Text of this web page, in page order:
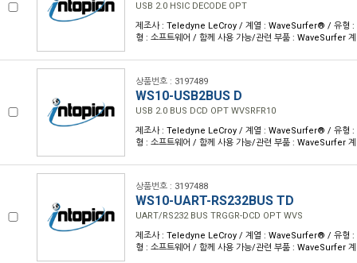
USB 2.0 HSIC DECODE OPT
제조사 : Teledyne LeCroy / 계열 : WaveSurfer® / 유형 :
형 : 소프트웨어 / 함께 사용 가능/관련 부품 : WaveSurfer
상품번호 : 3197489
WS10-USB2BUS D
USB 2.0 BUS DCD OPT WVSRFR10
제조사 : Teledyne LeCroy / 계열 : WaveSurfer® / 유형 :
형 : 소프트웨어 / 함께 사용 가능/관련 부품 : WaveSurfer
상품번호 : 3197488
WS10-UART-RS232BUS TD
UART/RS232 BUS TRGGR-DCD OPT WVS
제조사 : Teledyne LeCroy / 계열 : WaveSurfer® / 유형 :
형 : 소프트웨어 / 함께 사용 가능/관련 부품 : WaveSurfer